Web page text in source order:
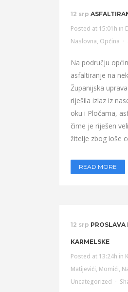
12 srp
Posted at 15:01h in
Naslovna, Općina
Na području
asfaltiranje na
Županijska
riješila izlaz iz
oku i Pločama,
čime je riješen
žitelje zbog loše
READ MORE
12 srp PROSLAVA
KARMELSKE
Posted at 13:24h in
Matijevići, Momići,
Uncategorized